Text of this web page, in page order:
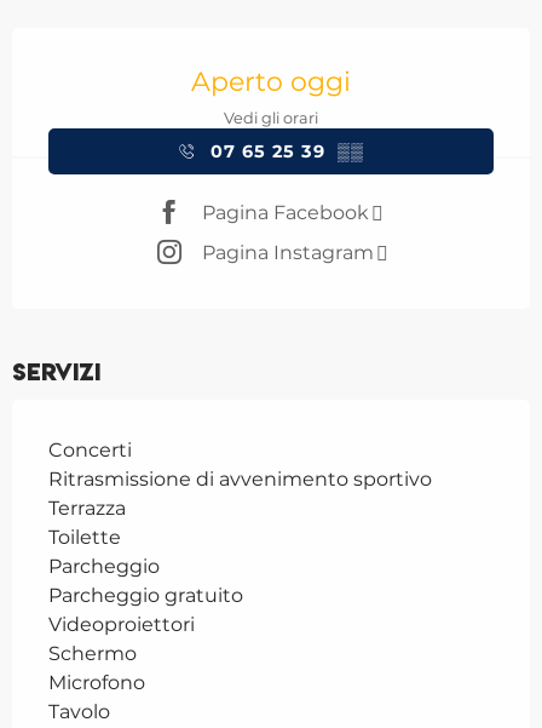
Aperto oggi
Vedi gli orari
07 65 25 39 ▒▒
Pagina Facebook
Pagina Instagram
Servizi
Concerti
Ritrasmissione di avvenimento sportivo
Terrazza
Toilette
Parcheggio
Parcheggio gratuito
Videoproiettori
Schermo
Microfono
Tavolo